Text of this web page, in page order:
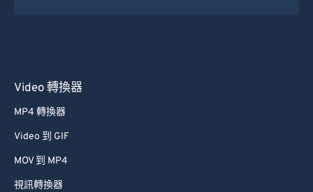
Video 轉換器
MP4 轉換器
Video 到 GIF
MOV 到 MP4
視訊轉換器